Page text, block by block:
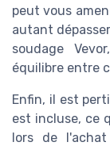
peut vous
autant
soudage
équilibre entre
Enfin, il est
est incluse, ce
lors de